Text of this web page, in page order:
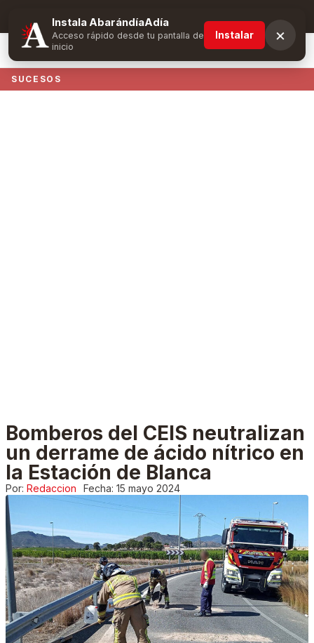
Suscríbete y obtén ventajas exclusivas
SUCESOS
Bomberos del CEIS neutralizan
un derrame de ácido nítrico en
la Estación de Blanca
Por: Redaccion Fecha: 15 mayo 2024
Instala AbarándíaAdía
Acceso rápido desde tu pantalla de
inicio
Instalar ×